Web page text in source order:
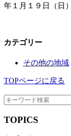
年１月１９日（日
カテゴリー
その他の地域
TOPページに戻る
TOPICS